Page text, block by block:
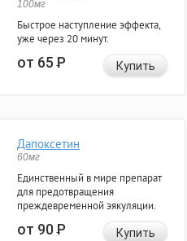
100мг
Быстрое наступление эффекта,
уже через 20 минут.
от 65Р Купить
Дапоксетин
60мг
Единственный в мире препарат
для предотвращения
преждевременной эякуляции.
от 90Р Купить